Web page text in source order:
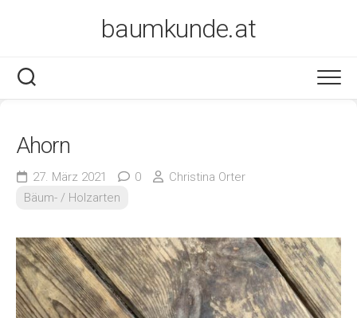
baumkunde.at
Ahorn
27. März 2021 0
Christina Orter
Bäum- / Holzarten